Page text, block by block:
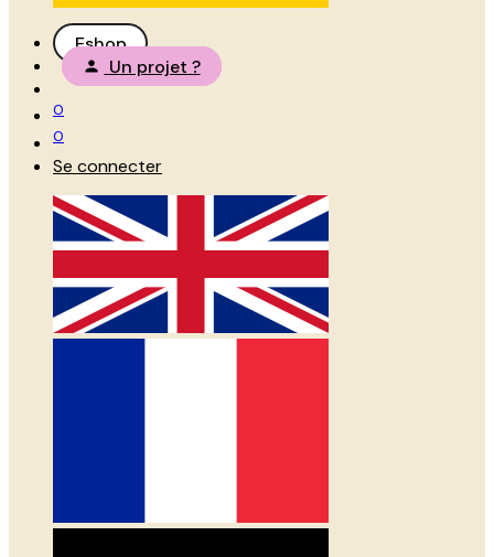
Eshop
Un projet ?
0
0
Se connecter